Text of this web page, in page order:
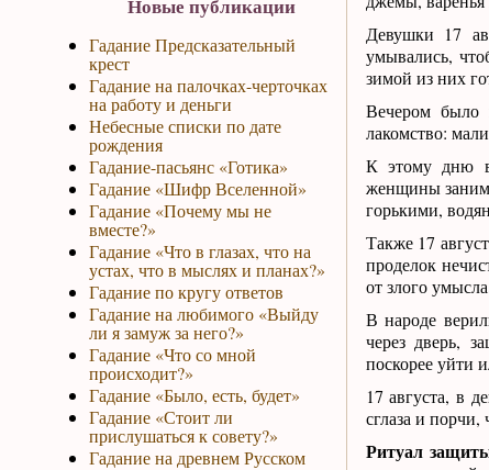
Новые публикации
Гадание Предсказательный
крест
Гадание на палочках-черточках
на работу и деньги
Небесные списки по дате
рождения
Гадание-пасьянс «Готика»
Гадание «Шифр Вселенной»
Гадание «Почему мы не
вместе?»
Гадание «Что в глазах, что на
устах, что в мыслях и планах?»
Гадание по кругу ответов
Гадание на любимого «Выйду
ли я замуж за него?»
Гадание «Что со мной
происходит?»
Гадание «Было, есть, будет»
Гадание «Стоит ли
прислушаться к совету?»
Гадание на древнем Русском
Девушки 17
умывались,
зимой из них
Вечером было
лакомство:
К этому дню в
женщины
горькими,
Также 17
проделок
от злого
В народе
через дверь,
поскорее уйти
17 августа, в
сглаза и
Ритуал